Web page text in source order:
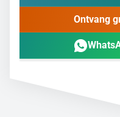
Ontvang